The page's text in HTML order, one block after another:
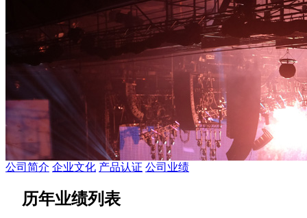
公司简介 企业文化 产品认证 公司业绩
历年业绩列表